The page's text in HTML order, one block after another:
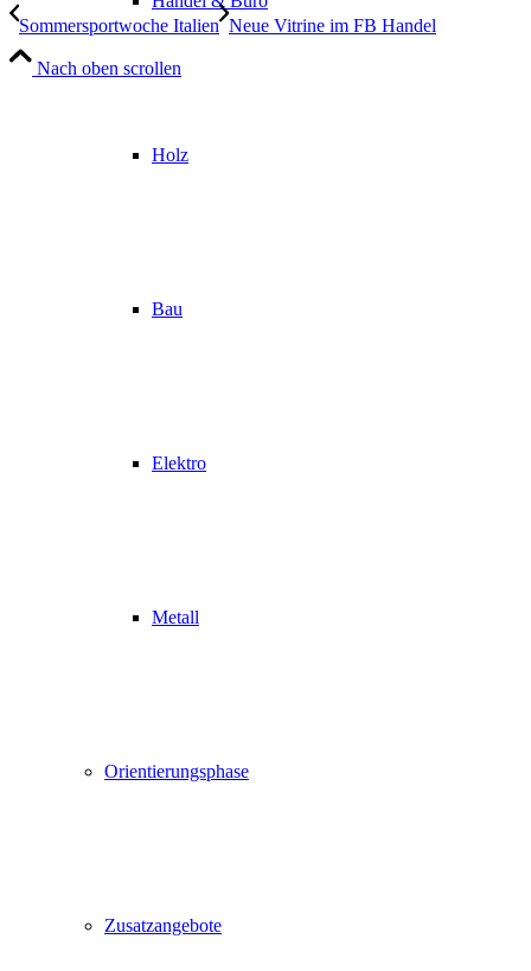
Holz
Bau
Elektro
Metall
Orientierungsphase
Zusatzangebote
Sommersportwoche Italien Neue Vitrine im FB Handel
Nach oben scrollen